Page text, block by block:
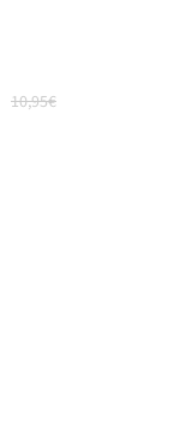
10,95€